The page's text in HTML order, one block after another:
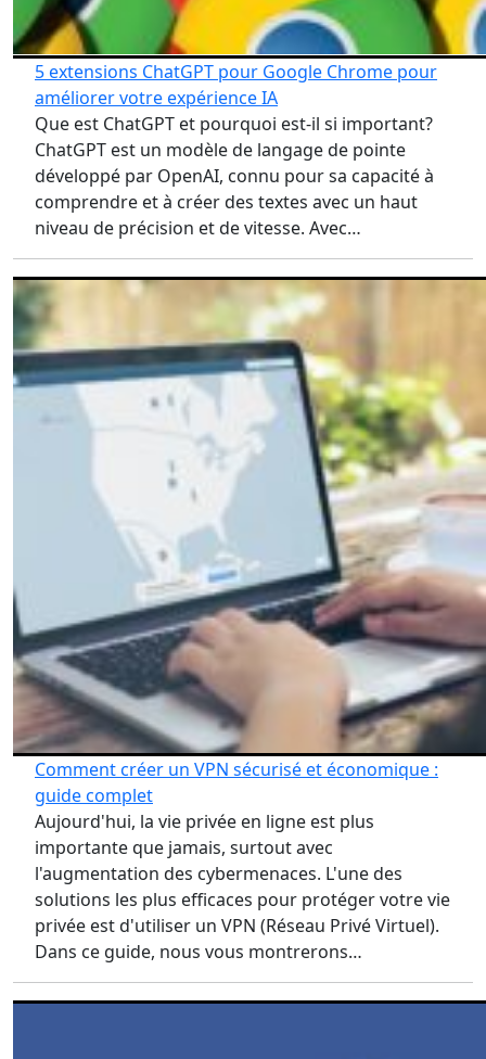
5 extensions ChatGPT pour Google Chrome pour
améliorer votre expérience IA
Que est ChatGPT et pourquoi est-il si important?
ChatGPT est un modèle de langage de pointe
développé par OpenAI, connu pour sa capacité à
comprendre et à créer des textes avec un haut
niveau de précision et de vitesse. Avec…
Comment créer un VPN sécurisé et économique :
guide complet
Aujourd'hui, la vie privée en ligne est plus
importante que jamais, surtout avec
l'augmentation des cybermenaces. L'une des
solutions les plus efficaces pour protéger votre vie
privée est d'utiliser un VPN (Réseau Privé Virtuel).
Dans ce guide, nous vous montrerons…